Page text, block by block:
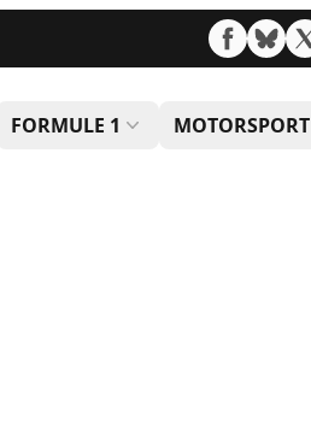
FORMULE 1 MOTORSPORT